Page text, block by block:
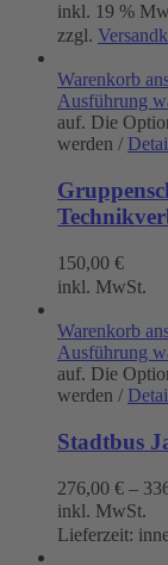
inkl. 19 %
zzgl.
Warenkorb
Ausführung
auf. Die
werden /
150,00 €
inkl. MwSt.
Warenkorb
Ausführung
auf. Die
werden /
Stadtbus
276,00 € –
inkl. MwSt.
Lieferzeit: